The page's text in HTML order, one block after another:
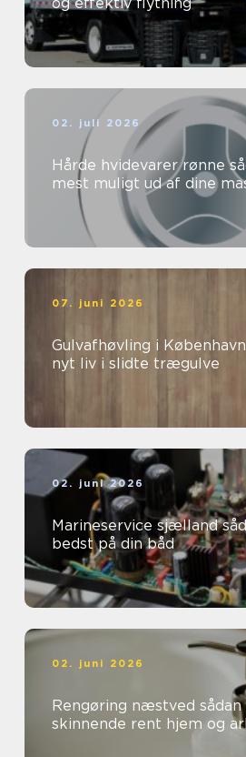
og effektiv flytning
02. juli 2026
Hårde hvidevarer rønne sådan får du
mest muligt ud af dine
07. juni 2026
Gulvafhøvling i
nyt liv i slidte trægulve
02. juni 2026
Marineservice sjælland sådan passer du
bedst på din båd
02. juni 2026
Rengøring næstved sådan får du et
skinnende rent hjem og